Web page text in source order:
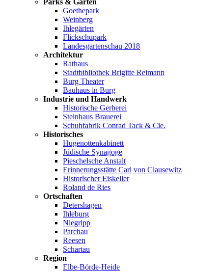
Parks & Gärten
Goethepark
Weinberg
Ihlegärten
Flickschupark
Landesgartenschau 2018
Architektur
Rathaus
Stadtbibliothek Brigitte Reimann
Burg Theater
Bauhaus in Burg
Industrie und Handwerk
Historische Gerberei
Steinhaus Brauerei
Schuhfabrik Conrad Tack & Cie.
Historisches
Hugenottenkabinett
Jüdische Synagoge
Pieschelsche Anstalt
Erinnerungsstätte Carl von Clausewitz
Historischer Eiskeller
Roland de Ries
Ortschaften
Detershagen
Ihleburg
Niegripp
Parchau
Reesen
Schartau
Region
Elbe-Börde-Heide